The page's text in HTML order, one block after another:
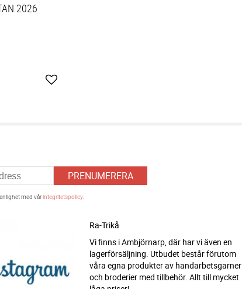
2026
Lägg till i favoriter
PRENUMERERA
med vårintegritetspolicy.
Ra-Trikå
Vi finns i Ambjörnarp, där har vi även en
lagerförsäljning. Utbudet består förutom
våra egna produkter av handarbetsgarner
och broderier med tillbehör. Allt till mycket